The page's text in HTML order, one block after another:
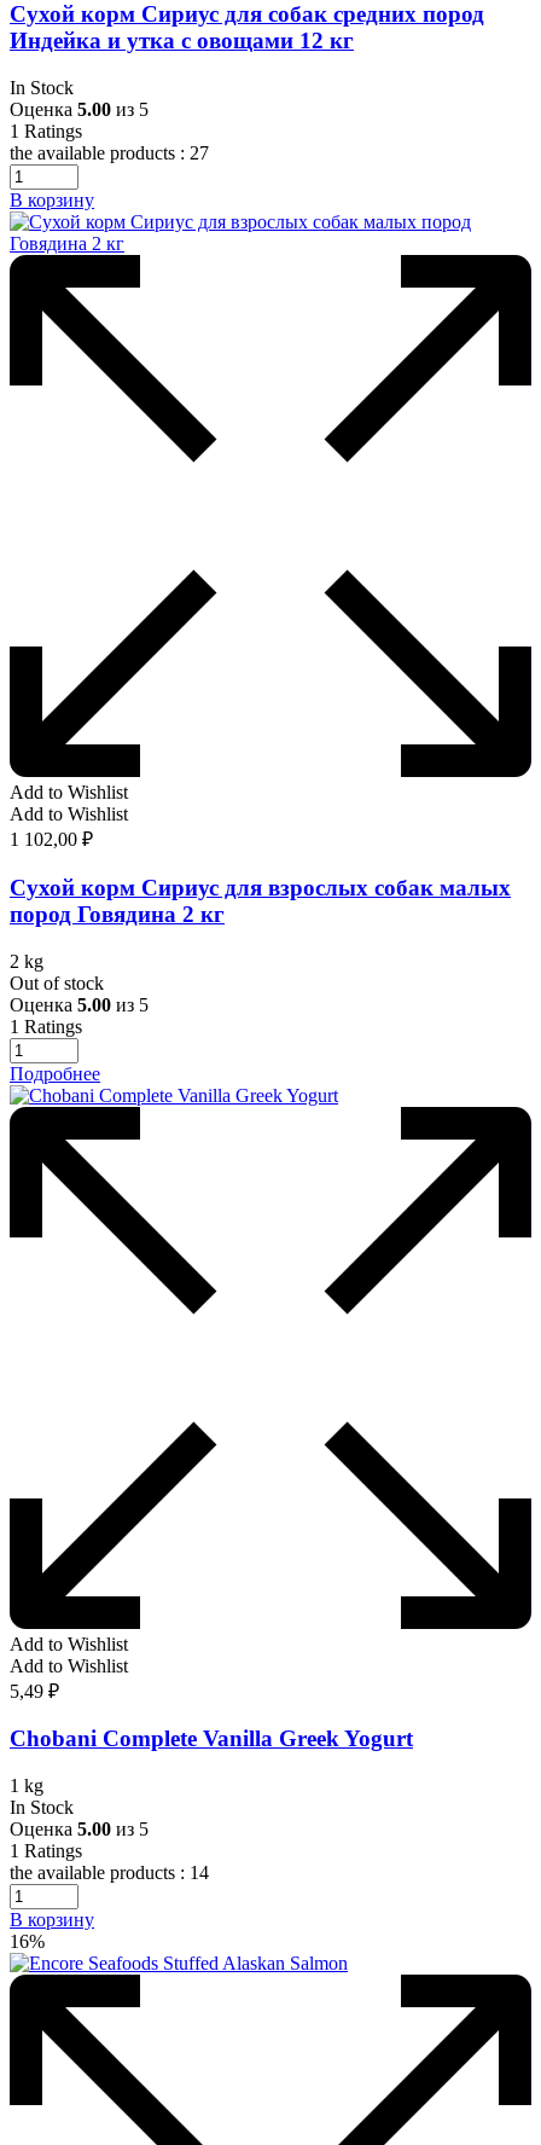
Сухой корм Сириус для собак средних пород
Индейка и утка с овощами 12 кг
In Stock
Оценка 5.00 из 5
1 Ratings
the available products : 27
В корзину
Add to Wishlist
Add to Wishlist
1 102,00 ₽
Сухой корм Сириус для взрослых собак малых
пород Говядина 2 кг
2 kg
Out of stock
Оценка 5.00 из 5
1 Ratings
Подробнее
Add to Wishlist
Add to Wishlist
5,49 ₽
Chobani Complete Vanilla Greek Yogurt
1 kg
In Stock
Оценка 5.00 из 5
1 Ratings
the available products : 14
В корзину
16%